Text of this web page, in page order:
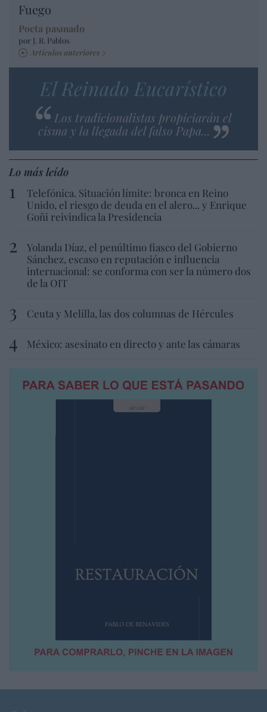
Fuego
Poeta pasmado
por J. R. Pablos
Artículos anteriores
El Reinado Eucarístico
Los tradicionalistas propiciarán el
cisma y la llegada del falso Papa...
Lo más leído
Telefónica. Situación límite: bronca en Reino
Unido, el riesgo de deuda en el alero... y Enrique
Goñi reivindica la Presidencia
Yolanda Díaz, el penúltimo fiasco del Gobierno
Sánchez, escaso en reputación e influencia
internacional: se conforma con ser la número dos
de la OIT
Ceuta y Melilla, las dos columnas de Hércules
México: asesinato en directo y ante las cámaras